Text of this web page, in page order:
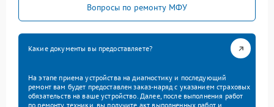
Вопросы по ремонту МФУ
Какие документы вы предоставляете?
На этапе приема устройства на диагностику и последующий
ремонт вам будет предоставлен заказ-наряд с указанием страховых
обязательств на ваше устройство. Далее, после выполнения работ
по ремонту техники, вы получите акт выполненных работ и